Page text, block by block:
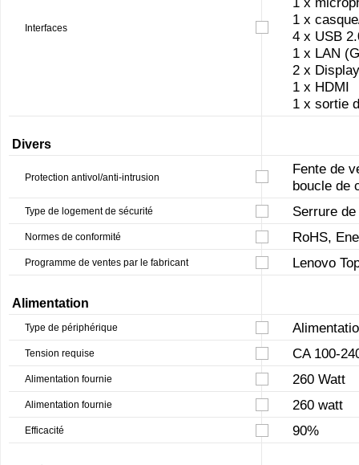
Interfaces
1 x
4 x USB
1 x LAN
2 x
1 x HDMI
1 x sortie
Divers
Protection antivol/anti-intrusion
Fente de
boucle de
Type de logement de sécurité Serrure
Normes de conformité RoHS,
Programme de ventes par le fabricant Lenovo
Alimentation
Type de périphérique
Tension requise CA 100-
Alimentation fournie 260 Watt
Alimentation fournie 260 watt
Efficacité 90%